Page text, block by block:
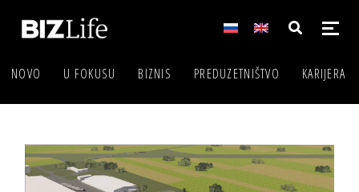
NOVO U FOKUSU BIZNIS PREDUZETNIŠTVO KARIJERA